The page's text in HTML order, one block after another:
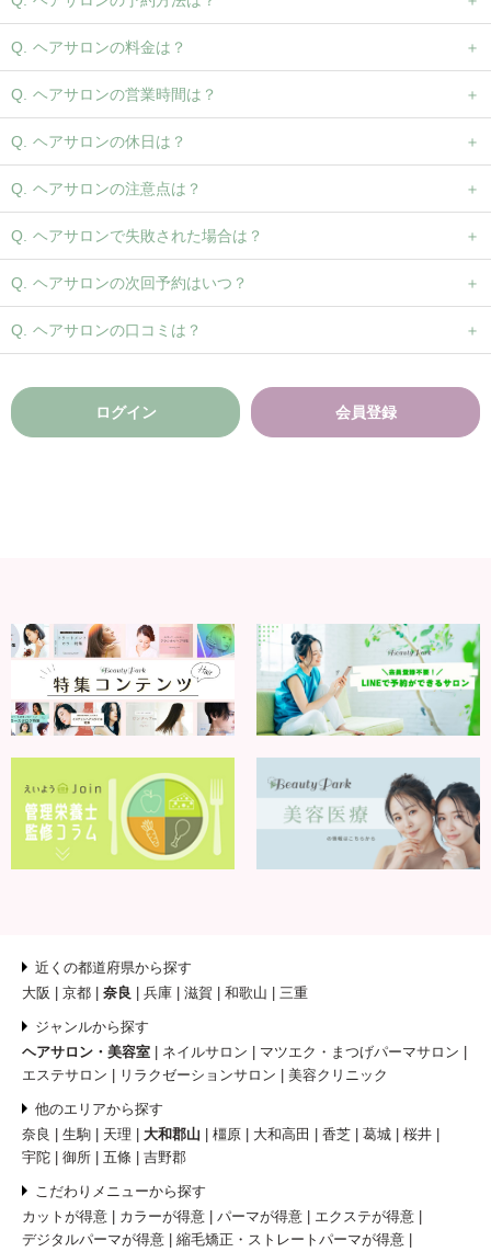
ヘアサロンの料金は？
ヘアサロンの営業時間は？
ヘアサロンの休日は？
ヘアサロンの注意点は？
ヘアサロンで失敗された場合は？
ヘアサロンの次回予約はいつ？
ヘアサロンの口コミは？
ログイン 会員登録
近くの都道府県から探す
大阪
京都 奈良 兵庫 滋賀 和歌山 三重
ジャンルから探す
ヘアサロン・美容室
ネイルサロン
マツエク・まつげパーマサロン
エステサロン
リラクゼーションサロン 美容クリニック
他のエリアから探す
奈良
生駒 天理 大和郡山 橿原 大和高田 香芝 葛城
桜井
宇陀
御所 五條 吉野郡
こだわりメニューから探す
カットが得意
カラーが得意 パーマが得意
エクステが得意
デジタルパーマが得意
縮毛矯正・ストレートパーマが得意